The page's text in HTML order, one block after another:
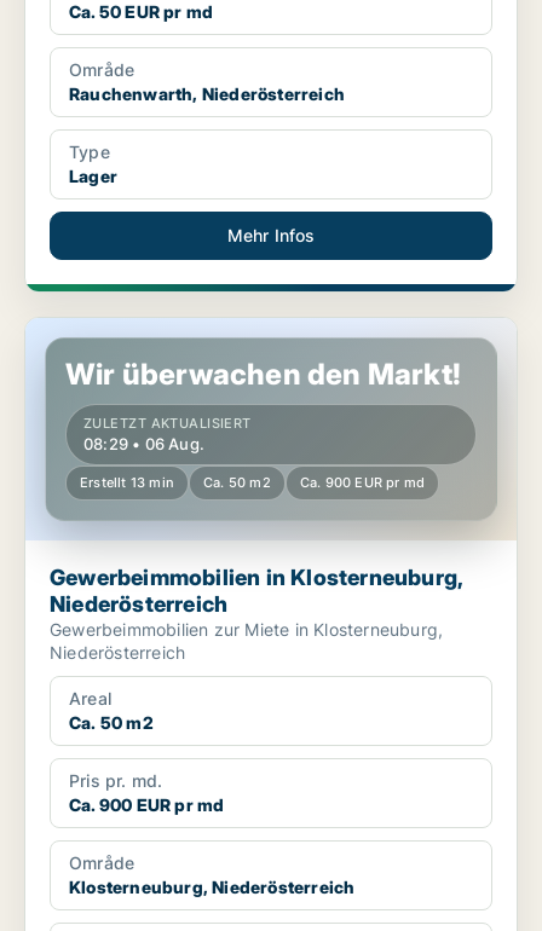
Ca. 50 EUR pr md
Område
Rauchenwarth, Niederösterreich
Type
Lager
Mehr Infos
Gewerbeimmobilien in Klosterneuburg, Niederösterreich
Wir überwachen den Markt!
ZULETZT AKTUALISIERT
08:29 • 06 Aug.
Erstellt 13 min Ca. 50 m2 Ca. 900 EUR pr md
Gewerbeimmobilien in Klosterneuburg,
Niederösterreich
Gewerbeimmobilien zur Miete in Klosterneuburg,
Niederösterreich
Areal
Ca. 50 m2
Pris pr. md.
Ca. 900 EUR pr md
Område
Klosterneuburg, Niederösterreich